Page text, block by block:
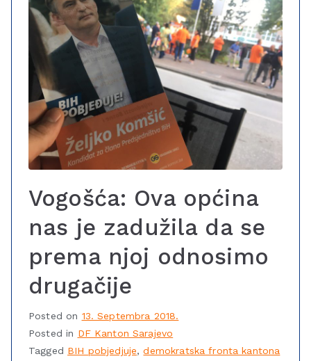
Vogošća: Ova općina
nas je zadužila da se
prema njoj odnosimo
drugačije
Posted on 13. Septembra 2018.
Posted in DF Kanton Sarajevo
Tagged BIH pobjedjuje,demokratska fronta kantona